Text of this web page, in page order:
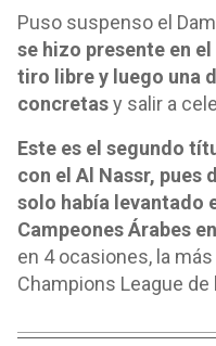
Puso suspenso el
se hizo presente en
tiro libre y luego una
concretasy salir a
Este es el segundo
con el Al Nassr, pues
solo había levantado
Campeones Árabes
en 4 ocasiones, la
Champions League de